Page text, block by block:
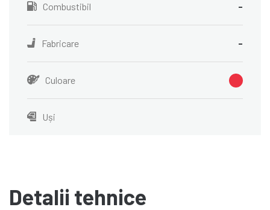
Combustibil -
Fabricare -
Culoare
Uși
Detalii tehnice